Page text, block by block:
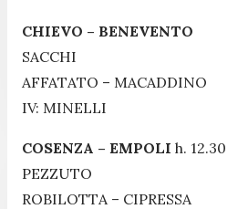
CHIEVO – BENEVENTO
SACCHI
AFFATATO – MACADDINO
IV: MINELLI
COSENZA – EMPOLI h. 12.30
PEZZUTO
ROBILOTTA – CIPRESSA